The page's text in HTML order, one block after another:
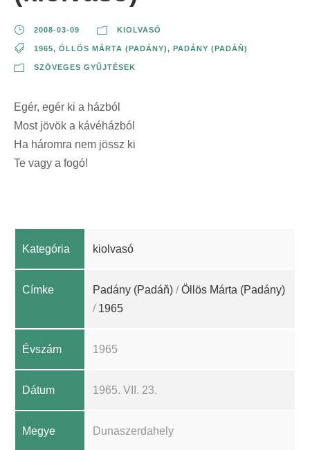
2008-03-09 KIOLVASÓ
1965, ÖLLÖS MÁRTA (PADÁNY), PADÁNY (PADÁŇ)
SZÖVEGES GYŰJTÉSEK
Egér, egér ki a házból
Most jövök a kávéházból
Ha háromra nem jössz ki
Te vagy a fogó!
Kategória kiolvasó
Címke Padány (Padáň) /Öllös Márta (Padány)
/ 1965
Évszám 1965
Dátum 1965. VII. 23.
Megye Dunaszerdahely